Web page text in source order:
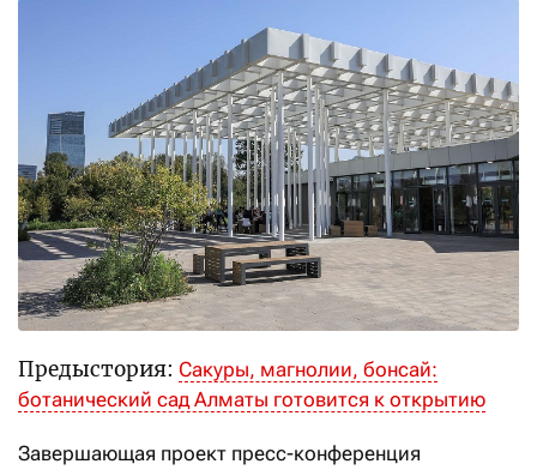
Предыстория: Сакуры, магнолии, бонсай:
ботанический сад Алматы готовится к открытию
Завершающая проект пресс-конференция